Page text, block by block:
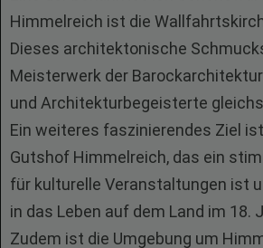
Himmelreich ist die
Dieses architektonische
Meisterwerk der
und Architekturbegeisterte
Ein weiteres faszinierendes Ziel
Gutshof Himmelreich, das ein
für kulturelle Veranstaltungen ist
in das Leben auf dem Land im 18.
Zudem ist die Umgebung um